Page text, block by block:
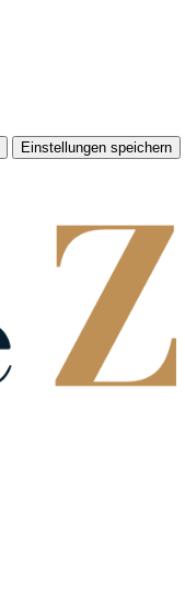
Einstellungen speichern